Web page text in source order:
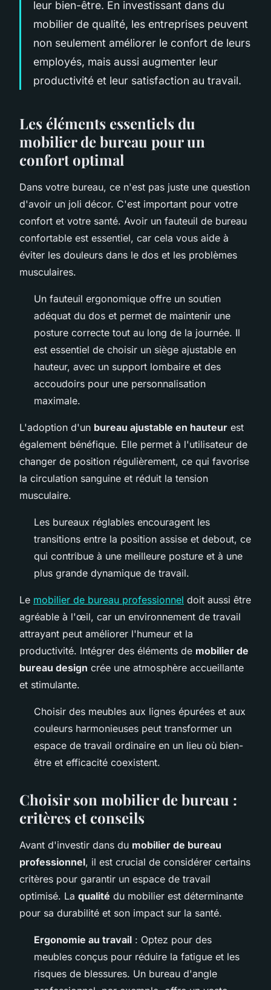
leur bien-être. En investissant dans du
mobilier de qualité, les entreprises peuvent
non seulement améliorer le confort de leurs
employés, mais aussi augmenter leur
productivité et leur satisfaction au travail.
Les éléments essentiels du
mobilier de bureau pour un
confort optimal
Dans votre bureau, ce n'est pas juste une question
d'avoir un joli décor. C'est important pour votre
confort et votre santé. Avoir un fauteuil de bureau
confortable est essentiel, car cela vous aide à
éviter les douleurs dans le dos et les problèmes
musculaires.
Un fauteuil ergonomique offre un soutien
adéquat du dos et permet de maintenir une
posture correcte tout au long de la journée. Il
est essentiel de choisir un siège ajustable en
hauteur, avec un support lombaire et des
accoudoirs pour une personnalisation
maximale.
L'adoption d'un bureau ajustable en hauteur est
également bénéfique. Elle permet à l'utilisateur de
changer de position régulièrement, ce qui favorise
la circulation sanguine et réduit la tension
musculaire.
Les bureaux réglables encouragent les
transitions entre la position assise et debout, ce
qui contribue à une meilleure posture et à une
plus grande dynamique de travail.
Le mobilier de bureau professionnel doit aussi être
agréable à l'œil, car un environnement de travail
attrayant peut améliorer l'humeur et la
productivité. Intégrer des éléments de mobilier de
bureau design crée une atmosphère accueillante
et stimulante.
Choisir des meubles aux lignes épurées et aux
couleurs harmonieuses peut transformer un
espace de travail ordinaire en un lieu où bien-
être et efficacité coexistent.
Choisir son mobilier de bureau :
critères et conseils
Avant d'investir dans du mobilier de bureau
professionnel, il est crucial de considérer certains
critères pour garantir un espace de travail
optimisé. La qualité du mobilier est déterminante
pour sa durabilité et son impact sur la santé.
Ergonomie au travail : Optez pour des
meubles conçus pour réduire la fatigue et les
risques de blessures. Un bureau d'angle